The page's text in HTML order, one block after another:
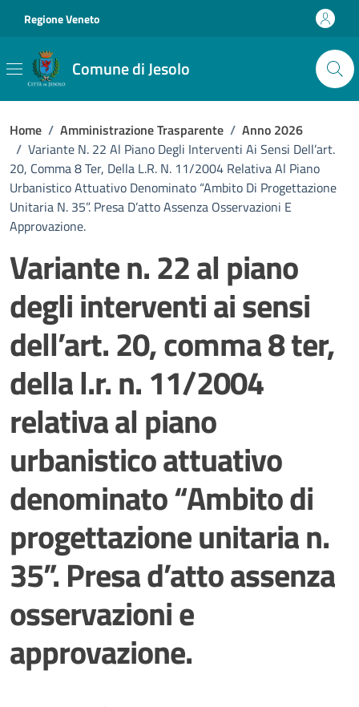
Regione Veneto
Comune di Jesolo
Home / Amministrazione Trasparente / Anno 2026
/ Variante N. 22 Al Piano Degli Interventi Ai Sensi Dell’art.
20, Comma 8 Ter, Della L.r. N. 11/2004 Relativa Al Piano
Urbanistico Attuativo Denominato “Ambito Di Progettazione
Unitaria N. 35”. Presa D’atto Assenza Osservazioni E
Approvazione.
Variante n. 22 al piano
degli interventi ai sensi
dell’art. 20, comma 8 ter,
della l.r. n. 11/2004
relativa al piano
urbanistico attuativo
denominato “Ambito di
progettazione unitaria n.
35”. Presa d’atto assenza
osservazioni e
approvazione.